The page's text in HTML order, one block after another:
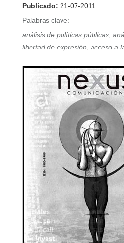
Publicado: 21-07-2011
Palabras clave:
análisis de políticas públicas,
libertad de expresión,acceso a